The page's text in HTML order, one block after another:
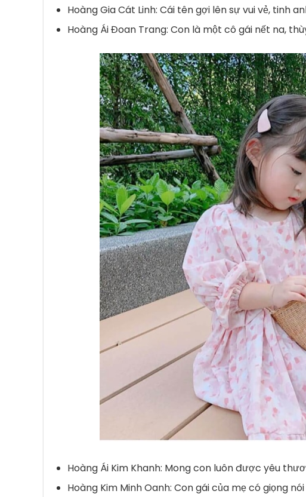
Hoàng Gia Cát Linh: Cái tên gợi lên sự vui vẻ, tinh
Hoàng Ái Đoan Trang: Con là một cô gái nết na,
Hoàng Ái Kim Khanh: Mong con luôn được yêu
Hoàng Kim Minh Oanh: Con gái của mẹ có giọng